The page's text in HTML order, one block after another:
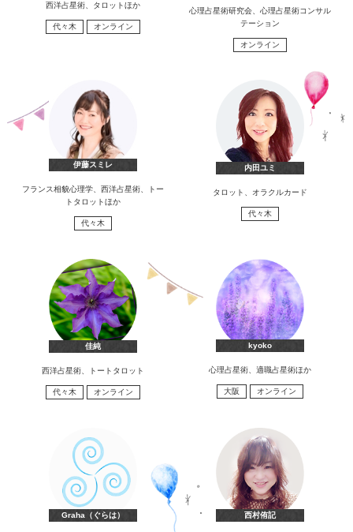
西洋占星術、タロットほか
代々木 オンライン
心理占星術研究会、心理占星術コンサル
テーション
オンライン
伊藤スミレ
フランス相貌心理学、西洋占星術、トー
トタロットほか
代々木
内田ユミ
タロット、オラクルカード
代々木
佳純
西洋占星術、トートタロット
代々木 オンライン
kyoko
心理占星術、適職占星術ほか
大阪 オンライン
Graha（ぐらは） 西村侑記